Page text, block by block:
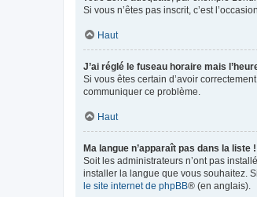
Si vous n’êtes pas inscrit, c’est
Haut
J’ai réglé le fuseau horaire mais
Si vous êtes certain d’avoir
communiquer ce problème.
Haut
Ma langue n’apparaît pas dans la liste !
Soit les administrateurs n’ont pas
installer la langue que vous souhaitez.
le site internet de phpBB® (en anglais).